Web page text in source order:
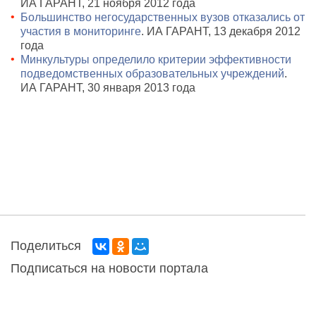
ИА ГАРАНТ, 21 ноября 2012 года
Большинство негосударственных вузов отказались от
участия в мониторинге. ИА ГАРАНТ, 13 декабря 2012
года
Минкультуры определило критерии эффективности
подведомственных образовательных учреждений.
ИА ГАРАНТ, 30 января 2013 года
Поделиться
Подписаться на новости портала